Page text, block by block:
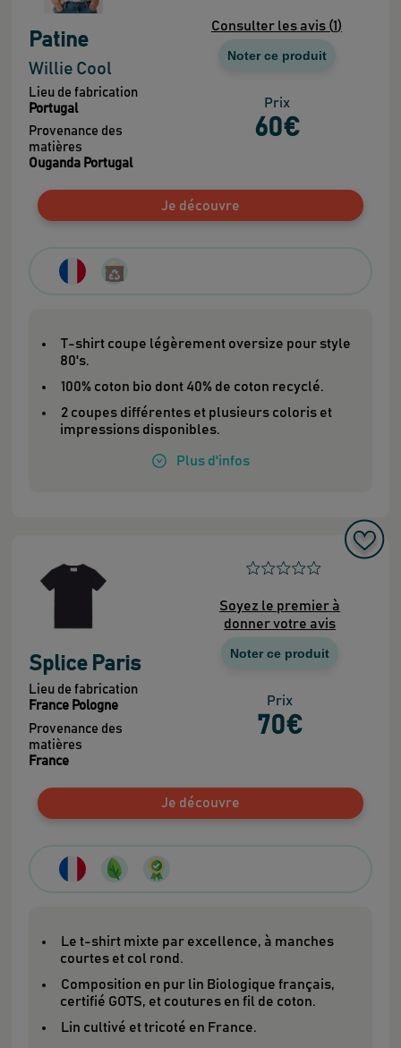
Consulter les avis (1)
Noter ce produit
Prix
60€
Patine
Willie Cool
Lieu de fabrication
Portugal
Provenance des
matières
Ouganda Portugal
Je découvre
T-shirt coupe légèrement oversize pour style
80's.
100% coton bio dont 40% de coton recyclé.
2 coupes différentes et plusieurs coloris et
impressions disponibles.
Plus d'infos
Soyez le premier à
donner votre avis
Noter ce produit
Prix
70€
Splice Paris
Lieu de fabrication
France Pologne
Provenance des
matières
France
Je découvre
Le t-shirt mixte par excellence, à manches
courtes et col rond.
Composition en pur lin Biologique français,
certifié GOTS, et coutures en fil de coton.
Lin cultivé et tricoté en France.